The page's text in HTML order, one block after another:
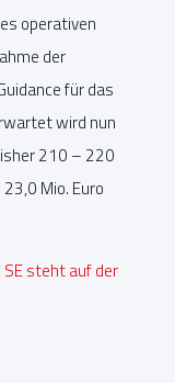
operativen
der
für das
wird nun
210 – 220
Mio. Euro
SE steht auf der